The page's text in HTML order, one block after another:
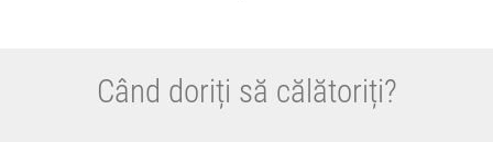
Când doriți să călătoriți?